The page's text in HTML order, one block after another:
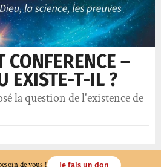
CONFERENCE –
EXISTE-T-IL ?
la question de l'existence de
Je fais un don